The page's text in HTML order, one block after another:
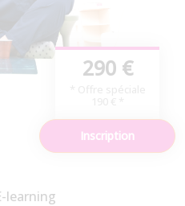
290 €
Inscription
learning